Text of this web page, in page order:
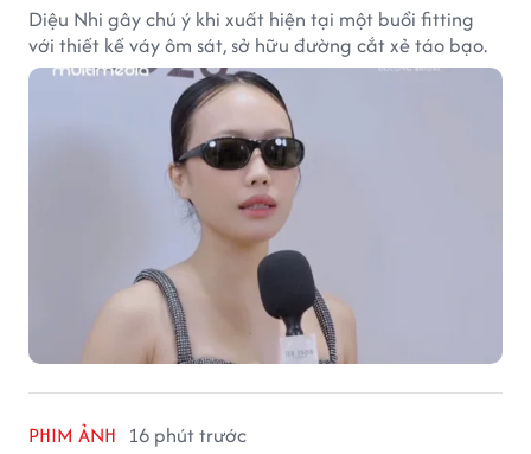
Diệu Nhi gây chú ý khi xuất hiện tại một buổi fitting
với thiết kế váy ôm sát, sở hữu đường cắt xẻ táo bạo.
PHIM ẢNH 16 phút trước